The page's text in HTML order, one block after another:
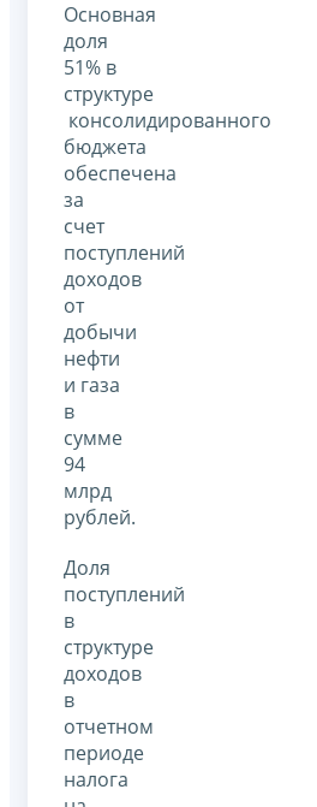
Основная
доля
51% в
структуре
консолидированного
бюджета
обеспечена
за
счет
поступлений
доходов
от
добычи
нефти
и газа
в
сумме
94
млрд
рублей.
Доля
поступлений
в
структуре
доходов
в
отчетном
периоде
налога